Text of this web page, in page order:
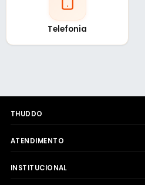
Telefonia
THUDDO
ATENDIMENTO
INSTITUCIONAL